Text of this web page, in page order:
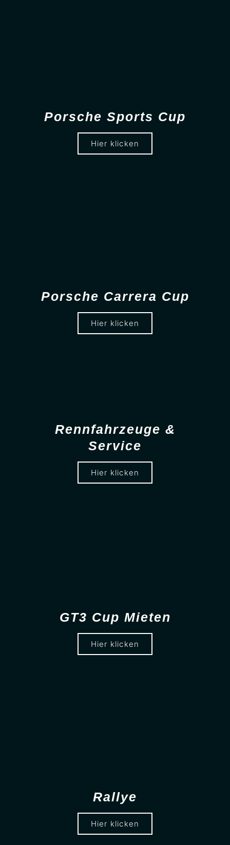
Porsche Sports Cup
Hier klicken
Porsche Carrera Cup
Hier klicken
Rennfahrzeuge &
Service
Hier klicken
GT3 Cup Mieten
Hier klicken
Rallye
Hier klicken